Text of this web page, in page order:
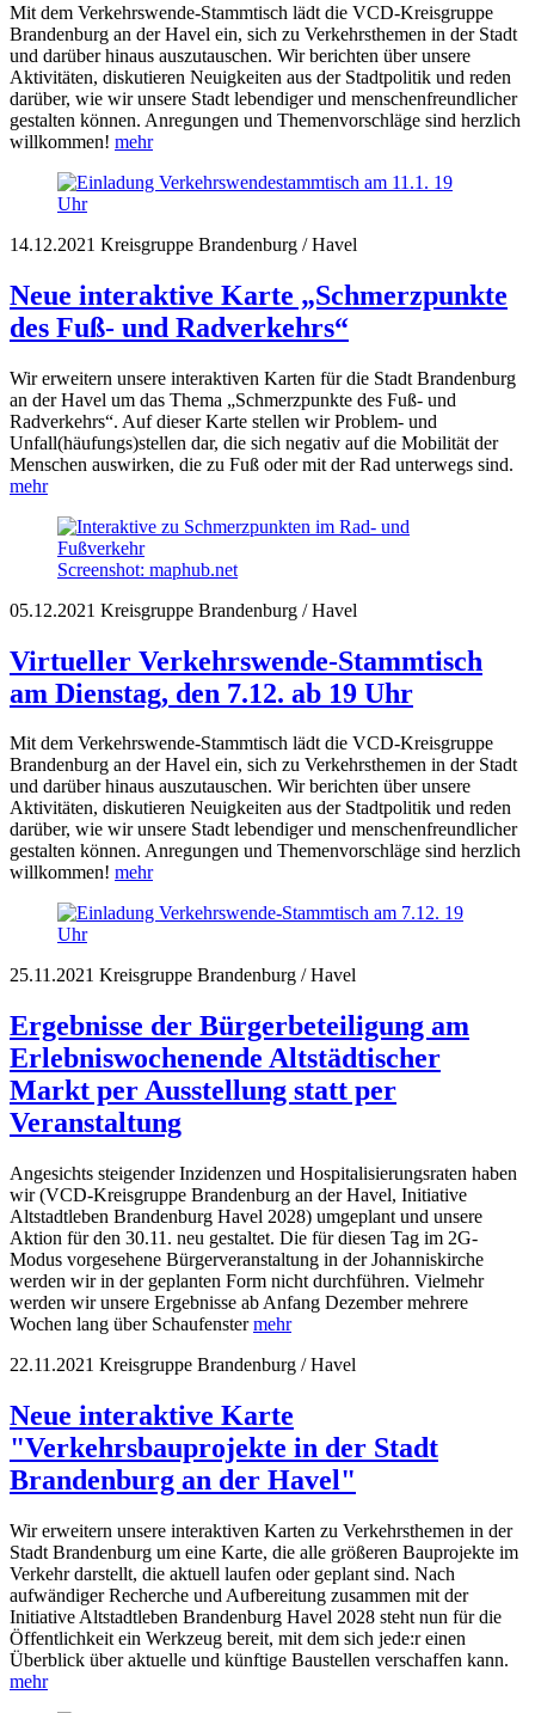
Mit dem Verkehrswende-Stammtisch lädt die VCD-Kreisgruppe
Brandenburg an der Havel ein, sich zu Verkehrsthemen in der Stadt
und darüber hinaus auszutauschen. Wir berichten über unsere
Aktivitäten, diskutieren Neuigkeiten aus der Stadtpolitik und reden
darüber, wie wir unsere Stadt lebendiger und menschenfreundlicher
gestalten können. Anregungen und Themenvorschläge sind herzlich
willkommen! mehr
14.12.2021 Kreisgruppe Brandenburg / Havel
Neue interaktive Karte „Schmerzpunkte
des Fuß- und Radverkehrs“
Wir erweitern unsere interaktiven Karten für die Stadt Brandenburg
an der Havel um das Thema „Schmerzpunkte des Fuß- und
Radverkehrs“. Auf dieser Karte stellen wir Problem- und
Unfall(häufungs)stellen dar, die sich negativ auf die Mobilität der
Menschen auswirken, die zu Fuß oder mit der Rad unterwegs sind.
mehr
Screenshot: maphub.net
05.12.2021 Kreisgruppe Brandenburg / Havel
Virtueller Verkehrswende-Stammtisch
am Dienstag, den 7.12. ab 19 Uhr
Mit dem Verkehrswende-Stammtisch lädt die VCD-Kreisgruppe
Brandenburg an der Havel ein, sich zu Verkehrsthemen in der Stadt
und darüber hinaus auszutauschen. Wir berichten über unsere
Aktivitäten, diskutieren Neuigkeiten aus der Stadtpolitik und reden
darüber, wie wir unsere Stadt lebendiger und menschenfreundlicher
gestalten können. Anregungen und Themenvorschläge sind herzlich
willkommen! mehr
25.11.2021 Kreisgruppe Brandenburg / Havel
Ergebnisse der Bürgerbeteiligung am
Erlebniswochenende Altstädtischer
Markt per Ausstellung statt per
Veranstaltung
Angesichts steigender Inzidenzen und Hospitalisierungsraten haben
wir (VCD-Kreisgruppe Brandenburg an der Havel, Initiative
Altstadtleben Brandenburg Havel 2028) umgeplant und unsere
Aktion für den 30.11. neu gestaltet. Die für diesen Tag im 2G-
Modus vorgesehene Bürgerveranstaltung in der Johanniskirche
werden wir in der geplanten Form nicht durchführen. Vielmehr
werden wir unsere Ergebnisse ab Anfang Dezember mehrere
Wochen lang über Schaufenstermehr
22.11.2021 Kreisgruppe Brandenburg / Havel
Neue interaktive Karte
"Verkehrsbauprojekte in der Stadt
Brandenburg an der Havel"
Wir erweitern unsere interaktiven Karten zu Verkehrsthemen in der
Stadt Brandenburg um eine Karte, die alle größeren Bauprojekte im
Verkehr darstellt, die aktuell laufen oder geplant sind. Nach
aufwändiger Recherche und Aufbereitung zusammen mit der
Initiative Altstadtleben Brandenburg Havel 2028 steht nun für die
Öffentlichkeit ein Werkzeug bereit, mit dem sich jede:r einen
Überblick über aktuelle und künftige Baustellen verschaffen kann.
mehr